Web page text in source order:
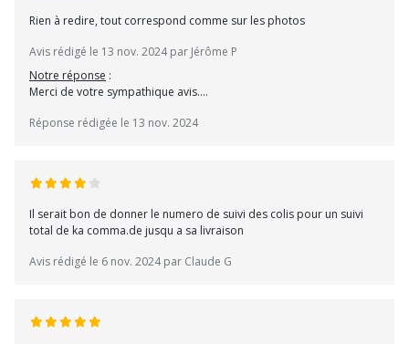
Rien à redire, tout correspond comme sur les photos
Avis rédigé le 13 nov. 2024 par Jérôme P
Notre réponse :
Merci de votre sympathique avis....
Réponse rédigée le 13 nov. 2024
Il serait bon de donner le numero de suivi des colis pour un suivi
total de ka comma.de jusqu a sa livraison
Avis rédigé le 6 nov. 2024 par Claude G